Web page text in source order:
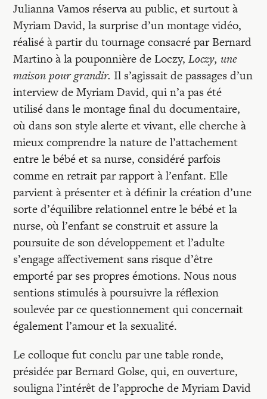
Julianna Vamos réserva au public, et surtout à
Myriam David, la surprise d’un montage vidéo,
réalisé à partir du tournage consacré par Bernard
Martino à la pouponnière de Loczy,Loczy, une
maison pour grandir. Il s’agissait de passages d’un
interview de Myriam David, qui n’a pas été
utilisé dans le montage final du documentaire,
où dans son style alerte et vivant, elle cherche à
mieux comprendre la nature de l’attachement
entre le bébé et sa nurse, considéré parfois
comme en retrait par rapport à l’enfant. Elle
parvient à présenter et à définir la création d’une
sorte d’équilibre relationnel entre le bébé et la
nurse, où l’enfant se construit et assure la
poursuite de son développement et l’adulte
s’engage affectivement sans risque d’être
emporté par ses propres émotions. Nous nous
sentions stimulés à poursuivre la réflexion
soulevée par ce questionnement qui concernait
également l’amour et la sexualité.
Le colloque fut conclu par une table ronde,
présidée par Bernard Golse, qui, en ouverture,
souligna l’intérêt de l’approche de Myriam David